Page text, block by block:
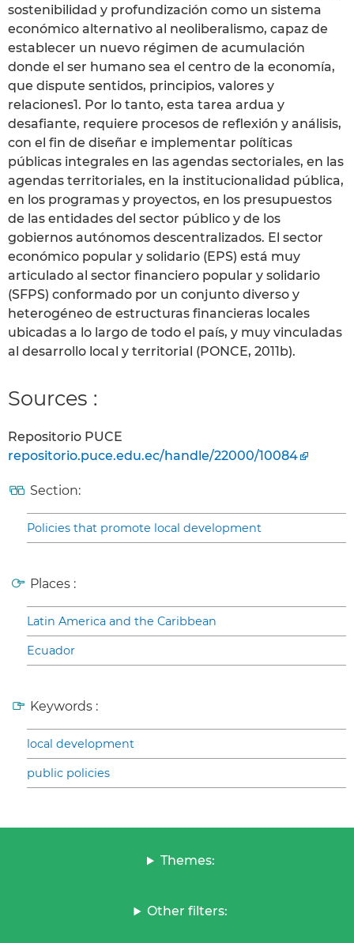
sostenibilidad y profundización como un sistema
económico alternativo al neoliberalismo, capaz de
establecer un nuevo régimen de acumulación
donde el ser humano sea el centro de la economía,
que dispute sentidos, principios, valores y
relaciones1. Por lo tanto, esta tarea ardua y
desafiante, requiere procesos de reflexión y análisis,
con el fin de diseñar e implementar políticas
públicas integrales en las agendas sectoriales, en las
agendas territoriales, en la institucionalidad pública,
en los programas y proyectos, en los presupuestos
de las entidades del sector público y de los
gobiernos autónomos descentralizados. El sector
económico popular y solidario (EPS) está muy
articulado al sector financiero popular y solidario
(SFPS) conformado por un conjunto diverso y
heterogéneo de estructuras financieras locales
ubicadas a lo largo de todo el país, y muy vinculadas
al desarrollo local y territorial (PONCE, 2011b).
Sources :
Repositorio PUCE
repositorio.puce.edu.ec/handle/22000/10084
Section:
Policies that promote local development
Places :
Latin America and the Caribbean
Ecuador
Keywords :
local development
public policies
Themes:
Other filters: